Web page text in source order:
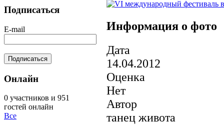
Информация о фото
Дата
14.04.2012
Оценка
Нет
Автор
танец живота
Подписаться
E-mail
Онлайн
0 участников и 951
гостей онлайн
Все